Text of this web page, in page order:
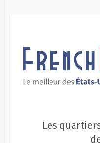
Les